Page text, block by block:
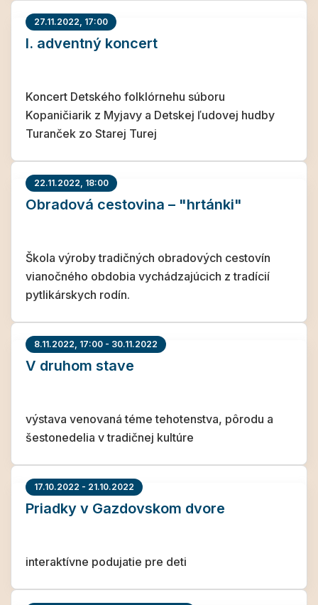
27.11.2022, 17:00
I. adventný koncert
Koncert Detského folklórnehu súboru
Kopaničiarik z Myjavy a Detskej ľudovej hudby
Turanček zo Starej Turej
22.11.2022, 18:00
Obradová cestovina – "hrtánki"
Škola výroby tradičných obradových cestovín
vianočného obdobia vychádzajúcich z tradícií
pytlikárskych rodín.
8.11.2022, 17:00 - 30.11.2022
V druhom stave
výstava venovaná téme tehotenstva, pôrodu a
šestonedelia v tradičnej kultúre
17.10.2022 - 21.10.2022
Priadky v Gazdovskom dvore
interaktívne podujatie pre deti